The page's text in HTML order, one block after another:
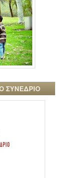
ΣΥΝΕΔΡΙΟ